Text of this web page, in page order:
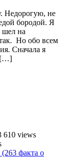
Недорогую, не
бородой. Я
шел на
Но обо всем
Сначала я
[…]
610 views
факта о